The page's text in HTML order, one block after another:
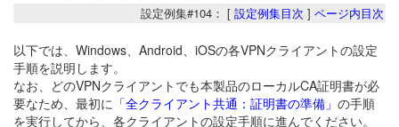
設定例集#104： [ 設定例集目次 ] ページ内目次
以下では、Windows、Android、iOSの各VPNクライアントの設定
手順を説明します。
なお、どのVPNクライアントでも本製品のローカルCA証明書が必
要なため、最初に 「全クライアント共通：証明書の準備」 の手順
を実行してから、各クライアントの設定手順に進んでください。